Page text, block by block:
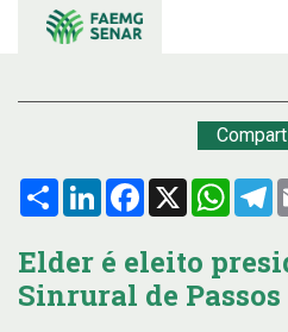
Compartilhar
LinkedInFacebook
X
Elder é eleito
Sinrural de Passos